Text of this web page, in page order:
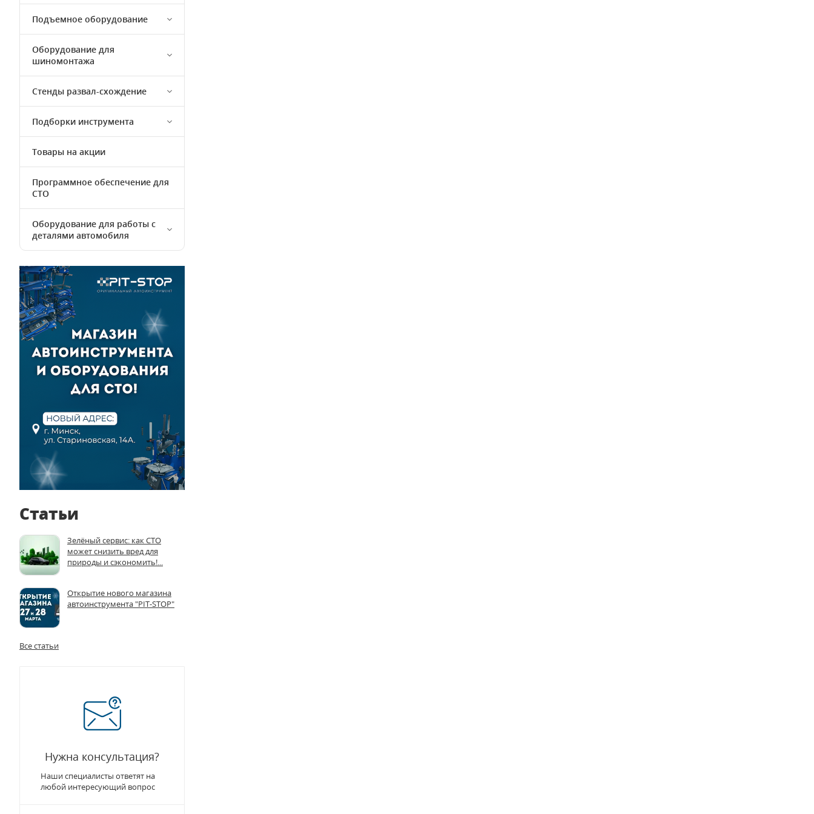
Подъемное оборудование
Оборудование для
шиномонтажа
Стенды развал-схождение
Подборки инструмента
Товары на акции
Программное обеспечение для
СТО
Оборудование для работы с
деталями автомобиля
Статьи
Зелёный сервис: как СТО
может снизить вред для
природы и сэкономить!...
Открытие нового магазина
автоинструмента "PIT-STOP"
Все статьи
Нужна консультация?
Наши специалисты ответят на
любой интересующий вопрос